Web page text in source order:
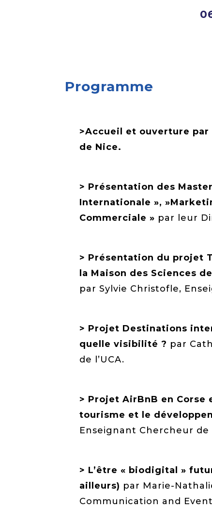
Programme
>Accueil et ouverture par
de Nice.
> Présentation des
Internationale »,
Commerciale » par leur
> Présentation du projet
la Maison des Sciences
par Sylvie Christofle,
> Projet Destinations
quelle visibilité ? par
de l’UCA.
> Projet AirBnB en Corse
tourisme et le
Enseignant Chercheur de
> L’être « biodigital »
ailleurs) par Marie-
Communication and